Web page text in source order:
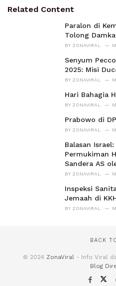
iRelated Content
Paralon di
Tolong
BY ZONAVIRAL
Senyum
2025: Misi
BY ZONAVIRAL
Hari Bahagia
BY ZONAVIRAL
Prabowo di
BY ZONAVIRAL
Balasan
Permukiman
Sandera AS
BY ZONAVIRAL
Inspeksi
Jemaah di
BY ZONAVIRAL
BACK
© 2024 ZonaViral- Info Viral
Blog